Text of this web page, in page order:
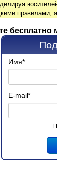
Имя*
E-mail*